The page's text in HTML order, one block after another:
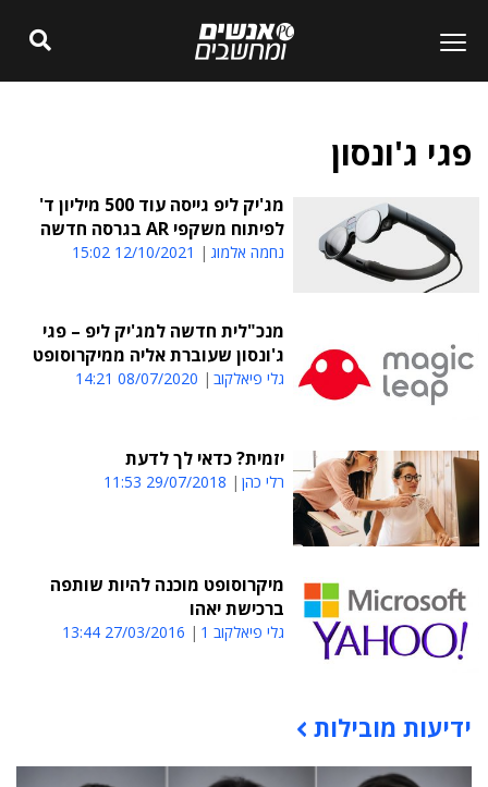
פגי ג'ונסון
מג'יק ליפ גייסה עוד 500 מיליון ד'
לפיתוח משקפי AR בגרסה חדשה
נחמה אלמוג 12/10/2021 15:02
מנכ"לית חדשה למג'יק ליפ – פגי
ג'ונסון שעוברת אליה ממיקרוסופט
גלי פיאלקוב 08/07/2020 14:21
יזמית? כדאי לך לדעת
רלי כהן 29/07/2018 11:53
מיקרוסופט מוכנה להיות שותפה
ברכישת יאהו
גלי פיאלקוב 1 27/03/2016 13:44
תוכן פרסומי
ידיעות מובילות